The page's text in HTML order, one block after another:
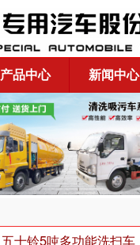
产品中心 新闻中心
五十铃5吨多功能洗扫车